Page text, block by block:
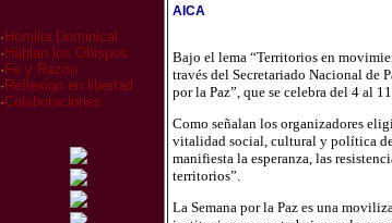
· Homilia Dominical
· Hablan los Obispos
· Fe y Razón
· Reflexion en libertad
·Colaboraciones
AICA
Bajo el lema “Territorios en
través del Secretariado Nacional de
por la Paz”, que se celebra del 4 al
Como señalan los organizadores
vitalidad social, cultural y política
manifiesta la esperanza, las
territorios”.
La Semana por la Paz es una